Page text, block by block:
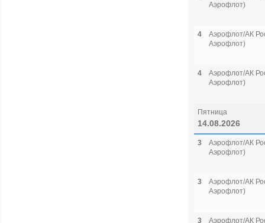
Аэрофлот)
4
Аэрофлот/АК
Аэрофлот)
4
Аэрофлот/АК
Аэрофлот)
Пятница
14.08.2026
3
Аэрофлот/АК
Аэрофлот)
3
Аэрофлот/АК
Аэрофлот)
3 Аэрофлот/АК